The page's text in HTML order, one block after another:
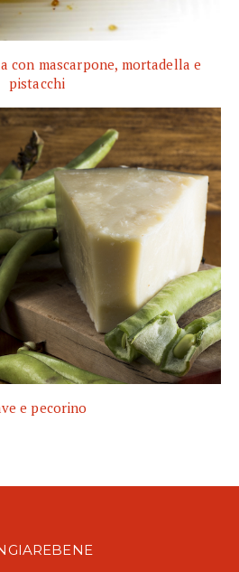
con mascarpone, mortadella e
pistacchi
e pecorino